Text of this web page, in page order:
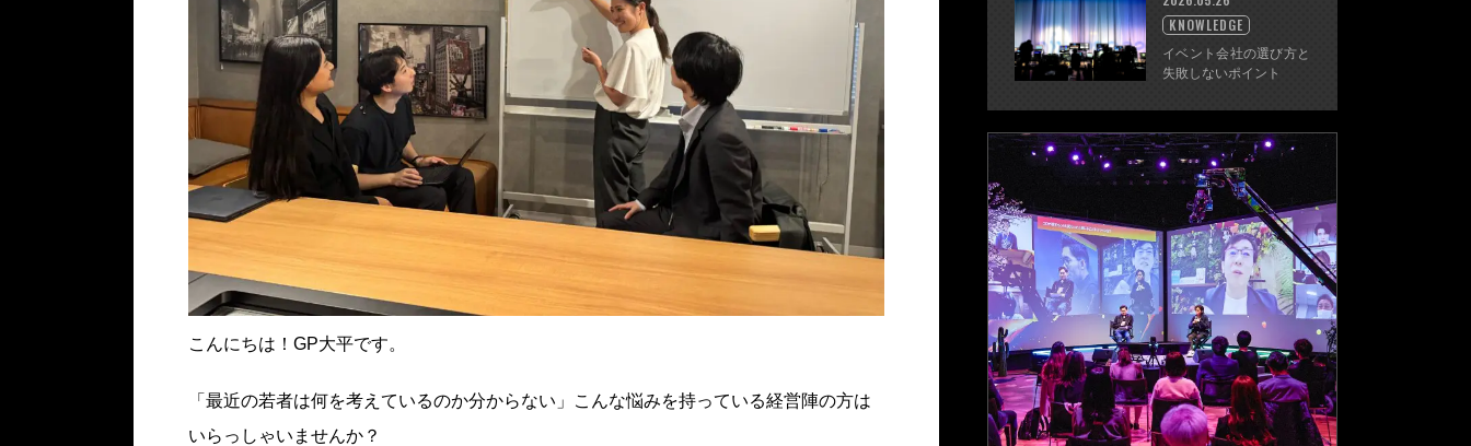
こんにちは！GP大平です。
「最近の若者は何を考えているのか分からない」こんな悩みを持っている経営陣の方は
いらっしゃいませんか？
イベント会社の選び方と
失敗しないポイント
KNOWLEDGE